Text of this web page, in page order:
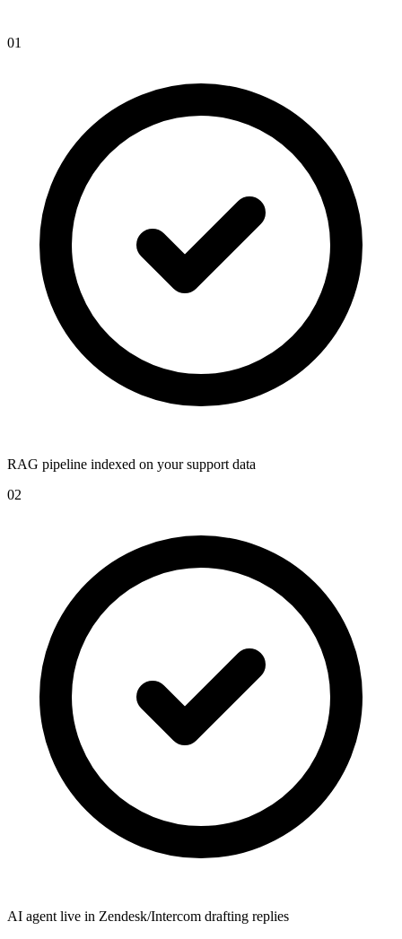
01
RAG pipeline indexed on your support data
02
AI agent live in Zendesk/Intercom drafting replies